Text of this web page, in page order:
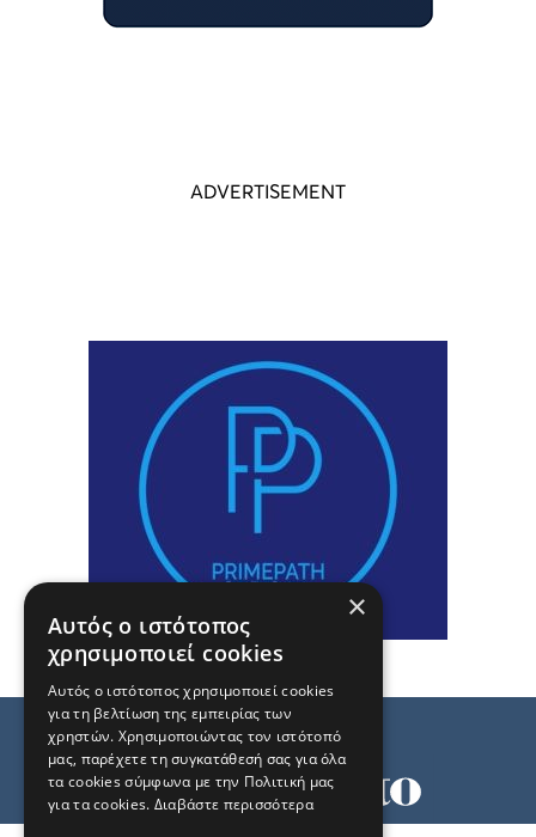
×
Αυτός ο ιστότοπος
χρησιμοποιεί cookies
Αυτός ο ιστότοπος χρησιμοποιεί cookies
για τη βελτίωση της εμπειρίας των
χρηστών. Χρησιμοποιώντας τον ιστότοπό
μας, παρέχετε τη συγκατάθεσή σας για όλα
τα cookies σύμφωνα με την Πολιτική μας
για τα cookies. Διαβάστε περισσότερα